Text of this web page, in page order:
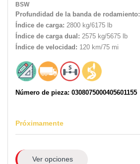
BSW
Profundidad de la banda de rodamiento:
Índice de carga: 2800 kg/6175 lb
Índice de carga dual: 2575 kg/5675 lb
Índice de velocidad: 120 km/75 mi
Número de pieza: 0308075000405601155
Próximamente
Ver opciones